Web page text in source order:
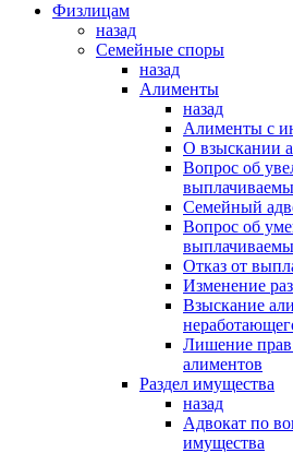
Физлицам
назад
Семейные споры
назад
Алименты
назад
Алименты с
О взыскании
Вопрос об
Семейный
Вопрос об
Отказ от
Изменение
Взыскание
Лишение прав
алиментов
Раздел имущества
назад
Адвокат по
имущества